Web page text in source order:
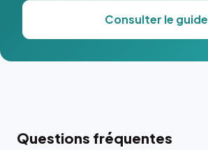
Consulter le guide
Questions fréquentes